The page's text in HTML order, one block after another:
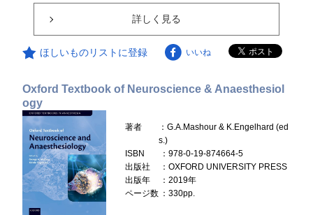
詳しく見る
ほしいものリストに登録 いいね
Oxford Textbook of Neuroscience & Anaesthesiol
ogy
著者
：G.A.Mashour & K.Engelhard (ed
s.)
ISBN
：978-0-19-874664-5
出版社
：OXFORD UNIVERSITY PRESS
出版年
：2019年
ページ数 ：330pp.